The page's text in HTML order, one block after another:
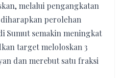
melalui pengangkatan
perolehan
Sumut semakin meningkat
target meloloskan 3
dan merebut satu fraksi